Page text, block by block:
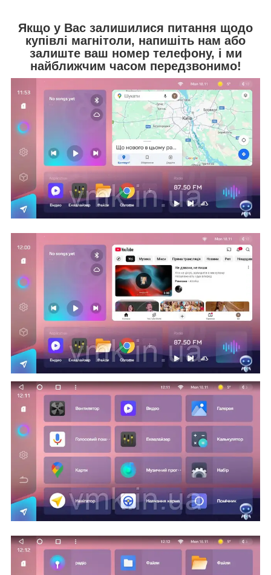
Якщо у Вас залишилися питання щодо
купівлі магнітоли, напишіть нам або
залиште ваш номер телефону, і ми
найближчим часом передзвонимо!